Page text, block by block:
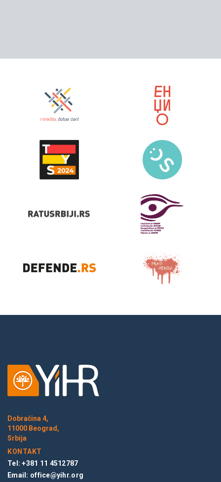
Dobračina 4,
11000 Beograd,
Srbija
KONTAKT
Tel: +381 11 4512787
Email: office@yihr.org